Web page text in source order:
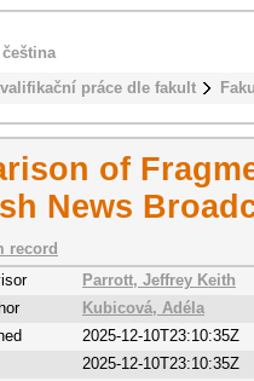
práce dle fakult
čeština
of
News
record
Parrott, Jeffrey Keith
Kubicová, Adéla
2025-12-10T23:10:35Z
2025-12-10T23:10:35Z